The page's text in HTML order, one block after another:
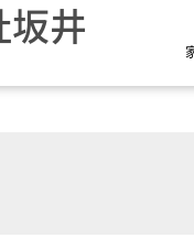
坂井